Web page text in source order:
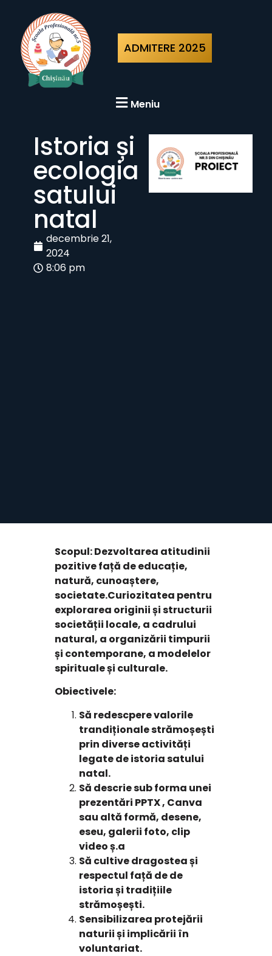
ADMITERE 2025
Meniu
Istoria și
ecologia
satului
natal
decembrie 21,
2024
8:06 pm
Scopul:Dezvoltarea atitudinii
pozitive față de educație,
natură, cunoaștere,
societate.Curiozitatea pentru
explorarea originii și structurii
societății locale, a cadrului
natural, a organizării timpurii
și contemporane, a modelelor
spirituale și culturale.
Obiectivele:
Să redescpere valorile
trandiționale strămoșești
prin diverse activități
legate de istoria satului
natal.
Să descrie sub forma unei
prezentări PPTX , Canva
sau altă formă, desene,
eseu, galerii foto, clip
video ș.a
Să cultive dragostea și
respectul față de de
istoria și tradițiile
strămoșești.
Sensibilizarea protejării
naturii și implicării în
voluntariat.